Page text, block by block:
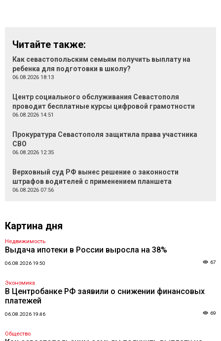
Читайте также:
Как севастопольским семьям получить выплату на
ребенка для подготовки в школу?
06.08.2026 18:13
Центр социального обслуживания Севастополя
проводит бесплатные курсы цифровой грамотности
06.08.2026 14:51
Прокуратура Севастополя защитила права участника
СВО
06.08.2026 12:35
Верховный суд РФ вынес решение о законности
штрафов водителей с применением планшета
06.08.2026 07:56
Картина дня
Недвижимость
Выдача ипотеки в России выросла на 38%
06.08.2026 19:50 67
Экономика
В Центробанке РФ заявили о снижении финансовых
платежей
06.08.2026 19:46 69
Общество